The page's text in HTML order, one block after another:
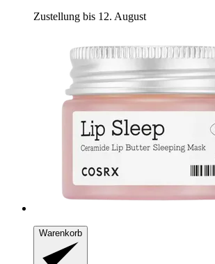
Zustellung bis 12. August
Warenkorb